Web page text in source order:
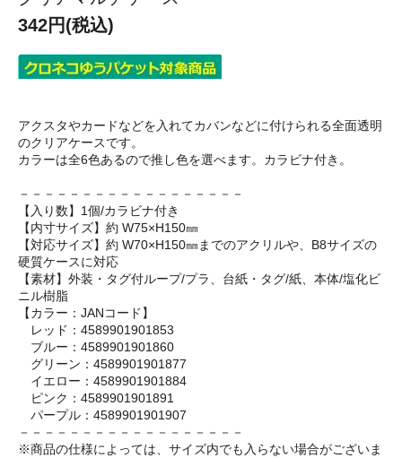
342円(税込)
アクスタやカードなどを入れてカバンなどに付けられる全面透明
のクリアケースです。
カラーは全6色あるので推し色を選べます。カラビナ付き。
－－－－－－－－－－－－－－－－－－
【入り数】1個/カラビナ付き
【内寸サイズ】約 W75×H150㎜
【対応サイズ】約 W70×H150㎜までのアクリルや、B8サイズの
硬質ケースに対応
【素材】外装・タグ付ループ/プラ、台紙・タグ/紙、本体/塩化ビ
ニル樹脂
【カラー：JANコード】
レッド：4589901901853
ブルー：4589901901860
グリーン：4589901901877
イエロー：4589901901884
ピンク：4589901901891
パープル：4589901901907
－－－－－－－－－－－－－－－－－－
※商品の仕様によっては、サイズ内でも入らない場合がございま